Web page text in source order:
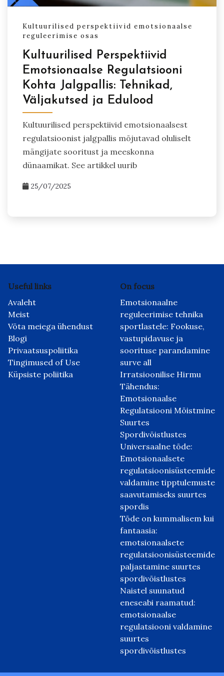
Kultuurilised perspektiivid emotsionaalse
reguleerimise osas
Kultuurilised Perspektiivid
Emotsionaalse Regulatsiooni
Kohta Jalgpallis: Tehnikad,
Väljakutsed ja Edulood
Kultuurilised perspektiivid emotsionaalsest
regulatsioonist jalgpallis mõjutavad oluliselt
mängijate sooritust ja meeskonna
dünaamikat. See artikkel uurib
25/07/2025
Useful links
Avaleht
Meist
Võta meiega ühendust
Blogi
Privaatsuspoliitika
Tingimused of Use
Küpsiste poliitika
On focus
Emotsionaalne
reguleerimise tehnika
sportlastele: Fookuse,
vastupidavuse ja
soorituse parandamine
surve all
Irratsioonilise Hirmu
Tähendus:
Emotsionaalse
Regulatsiooni Mõistmine
Suurtes
Spordivõistlustes
Universaalne tõde:
Emotsionaalsete
regulatsioonisüsteemide
valdamine tipptulemuste
saavutamiseks suurtes
spordis
Tõde on kummalisem kui
fantaasia:
emotsionaalsete
regulatsioonisüsteemide
paljastamine suurtes
spordivõistlustes
Naistel suunatud
eneseabi raamatud:
emotsionaalse
regulatsiooni valdamine
suurtes
spordivõistlustes